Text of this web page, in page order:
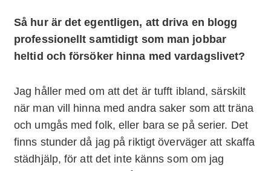
Så hur är det egentligen, att driva en blogg
professionellt samtidigt som man jobbar
heltid och försöker hinna med vardagslivet?
Jag håller med om att det är tufft ibland, särskilt
när man vill hinna med andra saker som att träna
och umgås med folk, eller bara se på serier. Det
finns stunder då jag på riktigt överväger att skaffa
städhjälp, för att det inte känns som om jag